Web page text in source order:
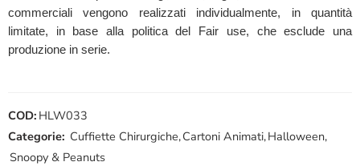
commerciali vengono realizzati individualmente, in quantità
limitate, in base alla politica del Fair use, che esclude una
produzione in serie.
COD: HLW033
Categorie: Cuffiette Chirurgiche,Cartoni Animati,Halloween,
Snoopy & Peanuts